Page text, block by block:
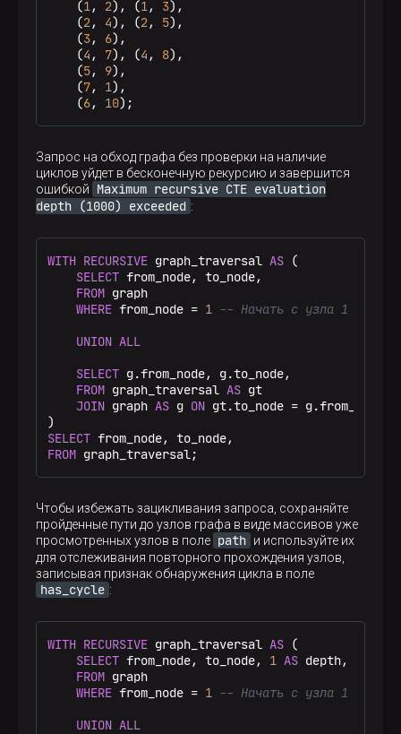
    (
1, 2), (1, 3),
    (
2, 4), (2, 5),
    (
3, 6),
    (
4 , 7), (4 , 8),
    (
5, 9),
    (
7, 1),
    (
6, 10);
Запрос на обход графа без проверки на наличие
циклов уйдет в бесконечную рекурсию и завершится
ошибкой
Maximum recursive CTE evaluation
depth (1000) exceeded :
WITH RECURSIVE graph_traversal AS (
SELECT from_node, to_node,
FROM graph
WHERE from_node = 1 -- Начать с узла 1
UNION ALL
SELECT g.from_node, g.to_node,
FROM graph_traversal AS gt
JOIN graph AS g ON gt.to_node = g.from_node
SELECT
FROM graph_traversal;
Чтобы избежать зацикливания запроса, сохраняйте
пройденные пути до узлов графа в виде массивов уже
просмотренных узлов в поле path и используйте их
для отслеживания повторного прохождения узлов,
записывая признак обнаружения цикла в поле
has_cycle :
WITH RECURSIVE graph_traversal AS (
SELECT from_node, to_node, 1 AS depth,
FROM graph
WHERE from_node = 1 -- Начать с узла 1
UNION ALL